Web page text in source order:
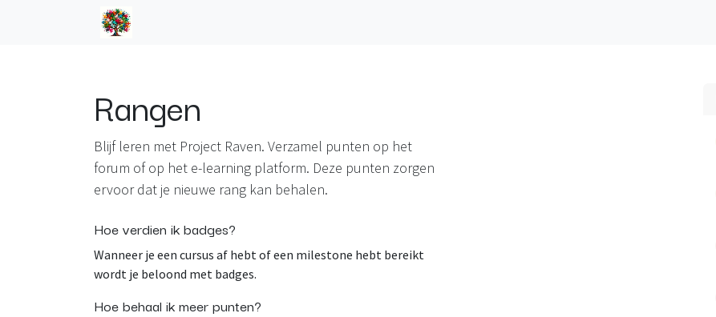
Overslaan naar inhoud
Rangen
Blijf leren met Project Raven. Verzamel punten op het
forum of op het e-learning platform. Deze punten zorgen
ervoor dat je nieuwe rang kan behalen.
Hoe verdien ik badges?
Wanneer je een cursus af hebt of een milestone hebt bereikt
wordt je beloond met badges.
Hoe behaal ik meer punten?